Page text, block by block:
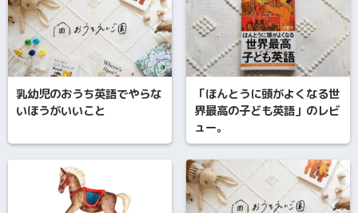
乳幼児のおうち英語でやらな
いほうがいいこと
「ほんとうに頭がよくなる世
界最高の子ども英語」のレビ
ュー。